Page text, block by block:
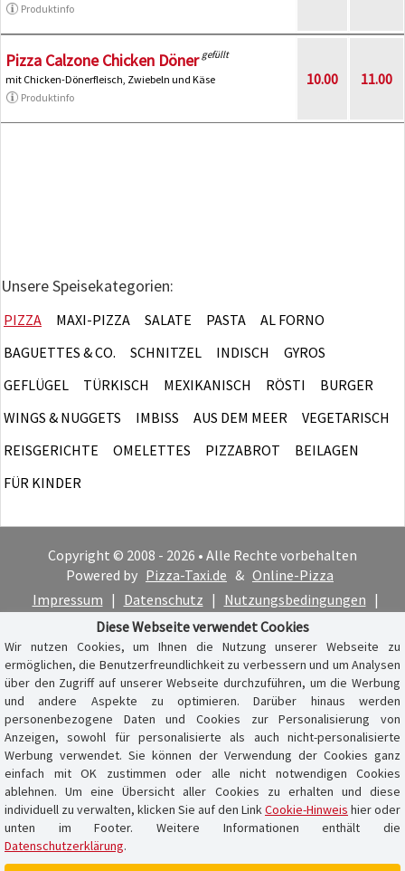
Produktinfo
Pizza Calzone Chicken Döner gefüllt
mit Chicken-Dönerfleisch, Zwiebeln und Käse
Produktinfo
10.00 11.00
Unsere Speisekategorien:
PIZZA MAXI-PIZZA SALATE PASTA
AL FORNO
BAGUETTES & CO.
SCHNITZEL INDISCH
GYROS
GEFLÜGEL
TÜRKISCH MEXIKANISCH RÖSTI
BURGER
WINGS & NUGGETS
IMBISS AUS DEM MEER
VEGETARISCH
REISGERICHTE
OMELETTES PIZZABROT
BEILAGEN
FÜR KINDER
Copyright © 2008 - 2026 • Alle Rechte vorbehalten
Powered by Pizza-Taxi.de & Online-Pizza
Impressum | Datenschutz | Nutzungsbedingungen |
Cookie-Hinweis
Diese Webseite verwendet Cookies
Wir nutzen Cookies, um Ihnen die Nutzung unserer Webseite zu
ermöglichen, die Benutzerfreundlichkeit zu verbessern und um Analysen
über den Zugriff auf unserer Webseite durchzuführen, um die Werbung
und andere Aspekte zu optimieren. Darüber hinaus werden
personenbezogene Daten und Cookies zur Personalisierung von
Anzeigen, sowohl für personalisierte als auch nicht-personalisierte
Werbung verwendet. Sie können der Verwendung der Cookies ganz
einfach mit OK zustimmen oder alle nicht notwendigen Cookies
ablehnen. Um eine Übersicht aller Cookies zu erhalten und diese
individuell zu verwalten, klicken Sie auf den LinkCookie-Hinweis hier oder
unten im Footer. Weitere Informationen enthält die
Datenschutzerklärung.